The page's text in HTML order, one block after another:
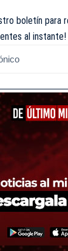
boletín para
al instante!